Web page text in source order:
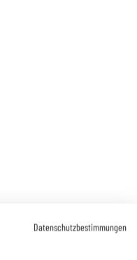
Datenschutzbestimmungen